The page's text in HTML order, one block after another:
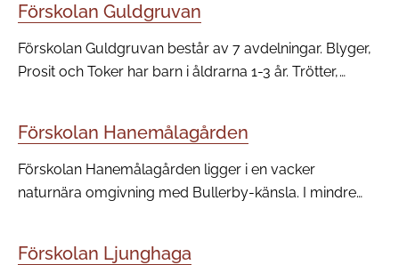
platser som möjliggör för barn i alla åldrar att
utvecklas och utmanas på många olika sätt.
Förskolan Guldgruvan
Förskolan Guldgruvan består av 7 avdelningar. Blyger,
Prosit och Toker har barn i åldrarna 1-3 år. Trötter,
Förskolan Hanemålagården
Förskolan Hanemålagården ligger i en vacker
naturnära omgivning med Bullerby-känsla. I mindre
Förskolan Ljunghaga